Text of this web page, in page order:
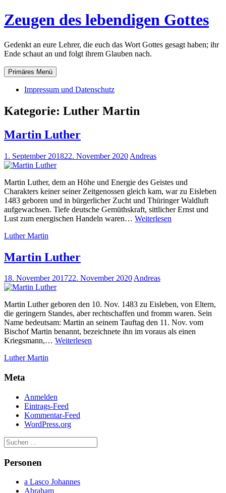
Zum
Inhalt
Zeugen des lebendigen Gottes
Gedenkt an eure Lehrer, die euch das Wort Gottes gesagt haben; ihr
Ende schaut an und folgt ihrem Glauben nach.
Primäres Menü
Impressum und Datenschutz
Kategorie: Luther Martin
Martin Luther
1. September 201822. November 2020 Andreas
Martin Luther, dem an Höhe und Energie des Geistes und
Charakters keiner seiner Zeitgenossen gleich kam, war zu Eisleben
1483 geboren und in bürgerlicher Zucht und Thüringer Waldluft
aufgewachsen. Tiefe deutsche Gemüthskraft, sittlicher Ernst und
Lust zum energischen Handeln waren… Weiterlesen
Luther Martin
Martin Luther
18. November 201722. November 2020Andreas
Martin Luther geboren den 10. Nov. 1483 zu Eisleben, von Eltern,
die geringern Standes, aber rechtschaffen und fromm waren. Sein
Name bedeutsam: Martin an seinem Tauftag den 11. Nov. vom
Bischof Martin benannt, bezeichnete ihn im voraus als einen
Kriegsmann,… Weiterlesen
Luther Martin
Meta
Anmelden
Eintrags-Feed
Kommentar-Feed
WordPress.org
Personen
a Lasco Johannes
Abraham
Notwendig
Cookies
sind nicht
optional.
Sie werden
benötigt,
Website
Statistik
Mit diesen
Cookies
Funktionsweise
und Struktur
auf Basis der
verbessern.